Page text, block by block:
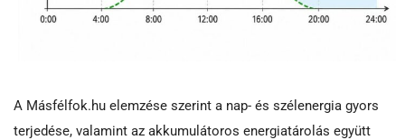
A Másfélfok.hu elemzése szerint a nap- és szélenergia gyors
terjedése, valamint az akkumulátoros energiatárolás együtt